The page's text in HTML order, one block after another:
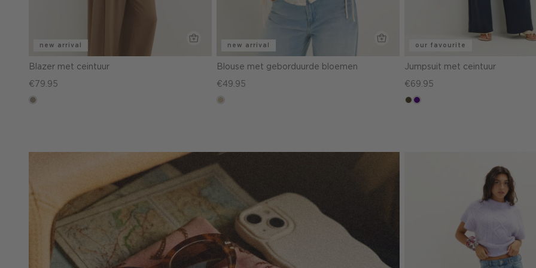
new arrival
Blazer met ceintuur
€79.95
taupe,
new arrival
Blouse met geborduurde bloemen
€49.95
lichtzand
our favourite
Jumpsuit met ceintuur
€69.95
groen,
indigo